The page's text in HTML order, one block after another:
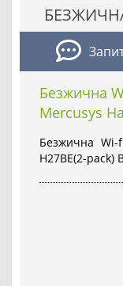
Безжична
Mercusys
Безжична
H27BE(2-pack)